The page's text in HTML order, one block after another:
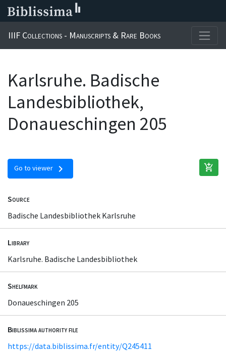
IIIF Collections - Manuscripts & Rare Books
Karlsruhe. Badische
Landesbibliothek,
Donaueschingen 205
Go to viewer chevron_right add_shopping_cart
Source
Badische Landesbibliothek Karlsruhe
Library
Karlsruhe. Badische Landesbibliothek
Shelfmark
Donaueschingen 205
Biblissima authority file
https://data.biblissima.fr/entity/Q245411